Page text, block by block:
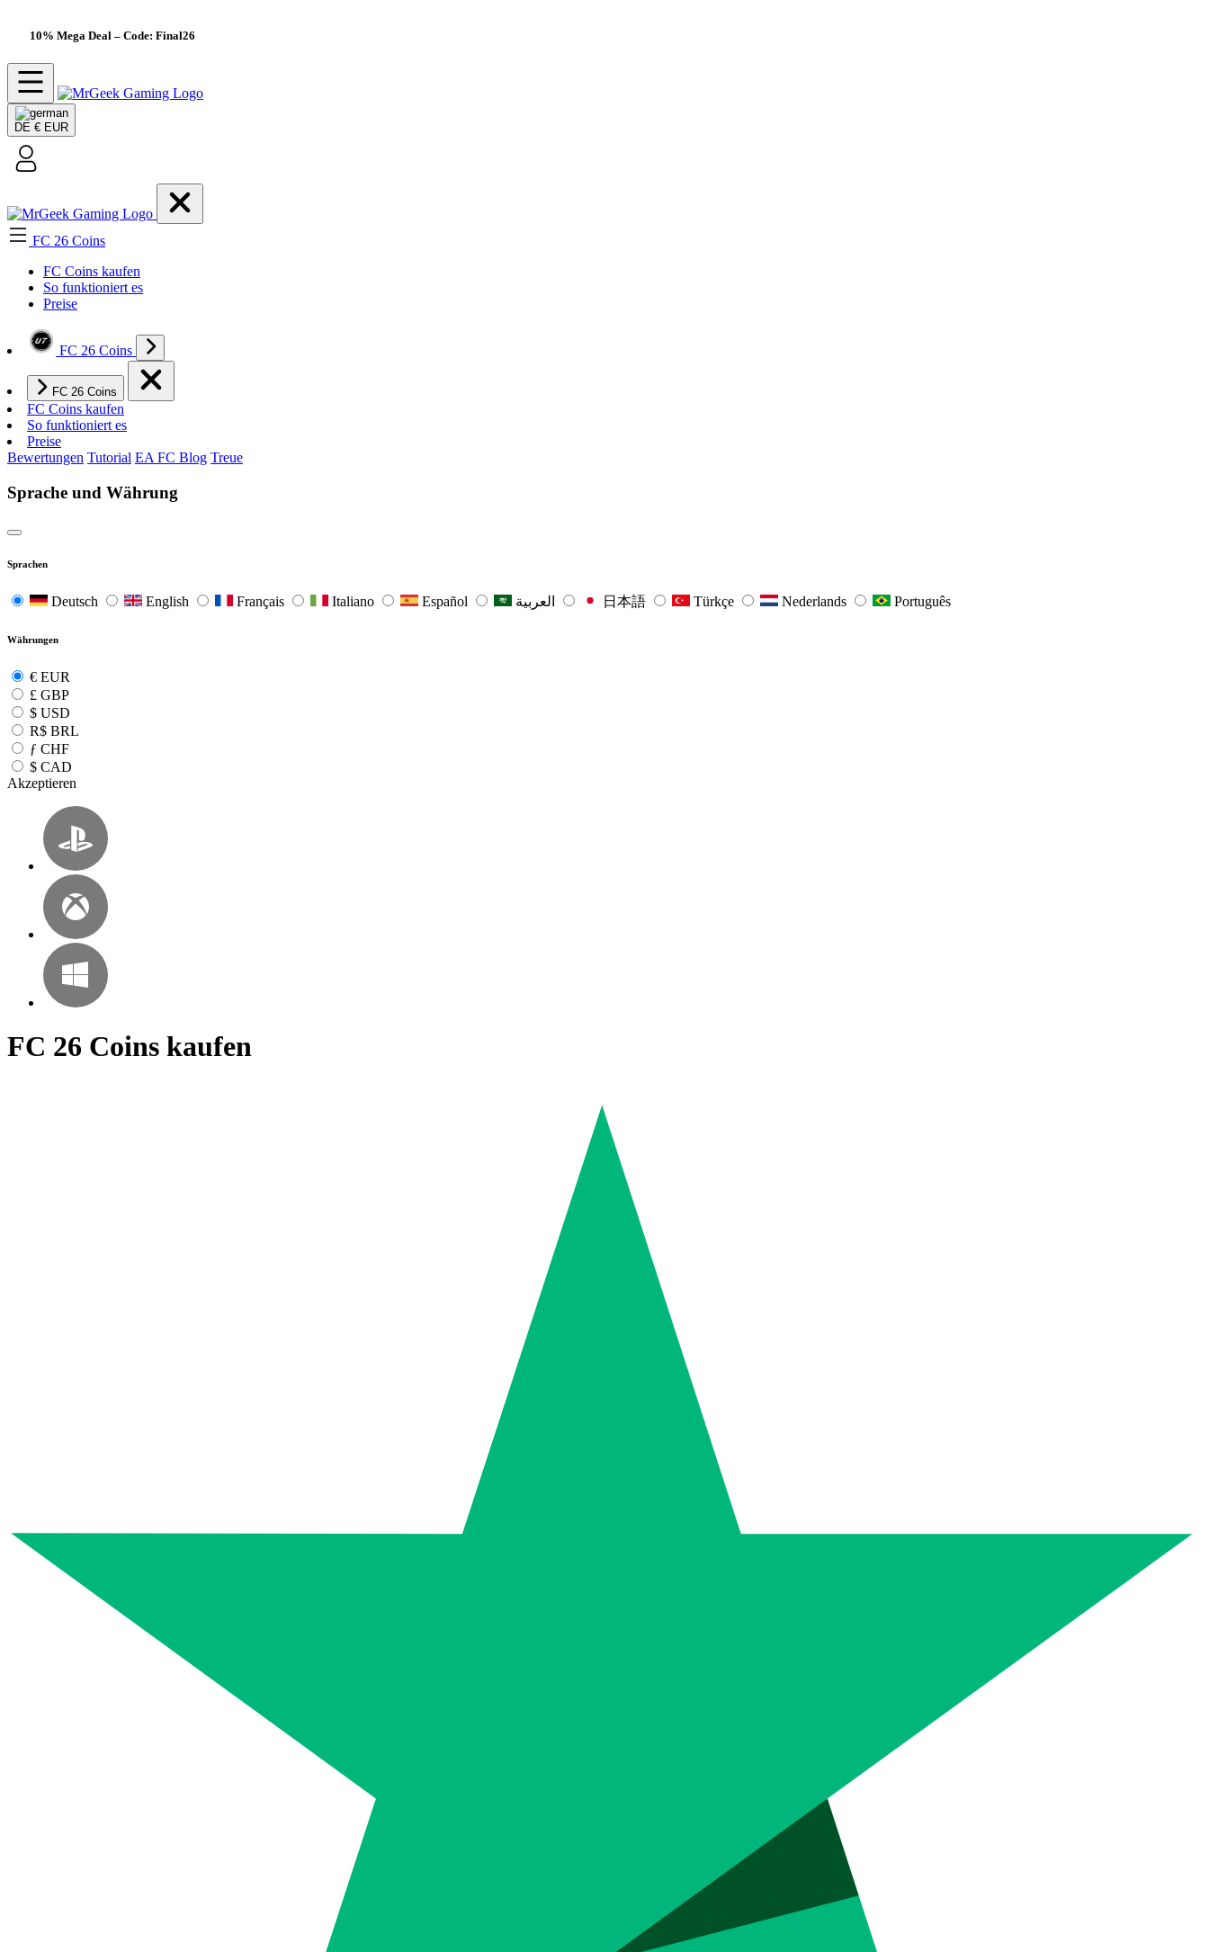
10% Mega Deal – Code: Final26
DE € EUR
FC 26 Coins
FC Coins kaufen
So funktioniert es
Preise
FC 26 Coins
FC 26 Coins
FC Coins kaufen
So funktioniert es
Preise
Bewertungen Tutorial EA FC Blog Treue
Sprache und Währung
Sprachen
Deutsch English Français Italiano Español 日本語 Türkçe Nederlands Português
Währungen
€ EUR
£ GBP
$ USD
R$ BRL
ƒ CHF
$ CAD
Akzeptieren
FC 26 Coins kaufen